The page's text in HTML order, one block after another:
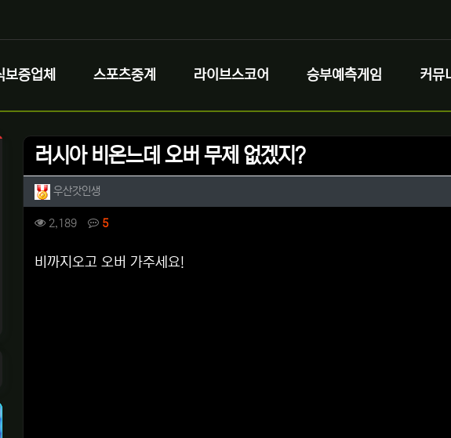
보증업체 스포츠중계 라이브스코어 승부예측게임 커뮤
러시아 비온느데 오버 무제 없겠지?
작성자 정보
우산갓인생
컨텐츠 정보
2,189조회 5댓글
본문
비까지오고 오버 가주세요!